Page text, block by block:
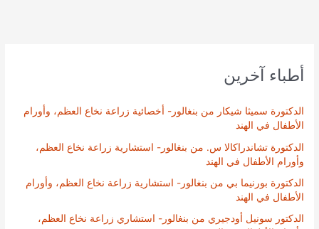
أطباء آخرين
الدكتورة سميثا شيكار من بنغالور- أخصائية زراعة نخاع العظم، وأورام
الأطفال في الهند
الدكتورة تشاندراكالا س. من بنغالور- استشارية زراعة نخاع العظم،
وأورام الأطفال في الهند
الدكتورة بورنيما بي من بنغالور- استشارية زراعة نخاع العظم، وأورام
الأطفال في الهند
الدكتور سونيل أودجيري من بنغالور- استشاري زراعة نخاع العظم،